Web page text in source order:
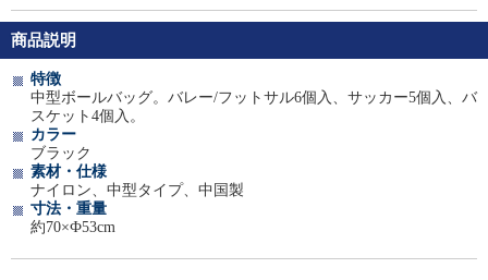
商品説明
特徴
中型ボールバッグ。バレー/フットサル6個入、サッカー5個入、バ
スケット4個入。
カラー
ブラック
素材・仕様
ナイロン、中型タイプ、中国製
寸法・重量
約70×Ф53cm